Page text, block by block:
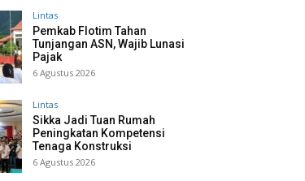
Lintas
Pemkab Flotim Tahan
Tunjangan ASN, Wajib Lunasi
Pajak
6 Agustus 2026
Lintas
Sikka Jadi Tuan Rumah
Peningkatan Kompetensi
Tenaga Konstruksi
6 Agustus 2026